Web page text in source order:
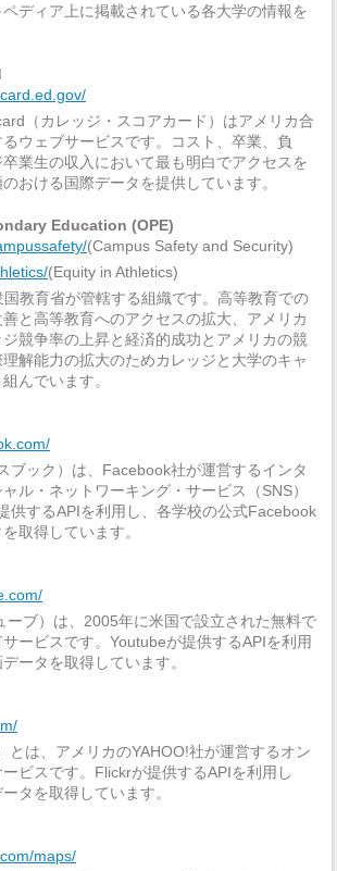
ディア上に掲載されている各大学の情報を
（カレッジ・スコアカード）はアメリカ合
ウェブサービスです。コスト、卒業、負
業生の収入において最も明白でアクセスを
おける国際データを提供しています。
Education (OPE)
(Campus Safety and Security)
(Equity in Athletics)
教育省が管轄する組織です。高等教育での
と高等教育へのアクセスの拡大、アメリカ
競争率の上昇と経済的成功とアメリカの競
解能力の拡大のためカレッジと大学のキャ
んでいます。
ブック）は、Facebook社が運営するインタ
ル・ネットワーキング・サービス（SNS）
供するAPIを利用し、各学校の公式Facebook
取得しています。
ーブ）は、2005年に米国で設立された無料で
ービスです。Youtubeが提供するAPIを利用
ータを取得しています。
とは、アメリカのYAHOO!社が運営するオン
ビスです。Flickrが提供するAPIを利用し
タを取得しています。
maps/